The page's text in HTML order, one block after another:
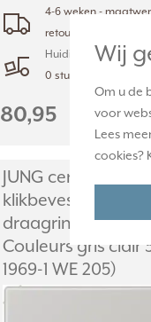
Wij
Om u de
voor
Lees
cookies?
4-6 weken -
retourneerbaar
Huidige voorraad:
0 stuk(s)
80,95 -
JUNG centraalplaat
klikbevestiging 1-
draagring
Couleurs gris clair
1969-1 WE 205)